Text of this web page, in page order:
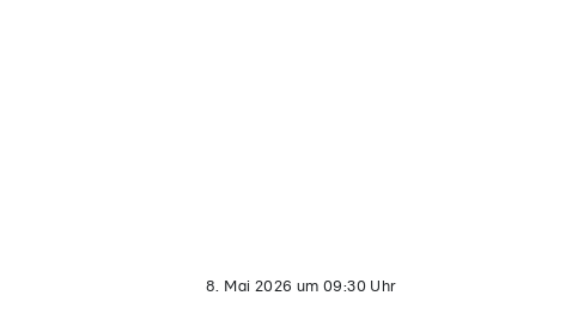
8. Mai 2026 um 09:30 Uhr